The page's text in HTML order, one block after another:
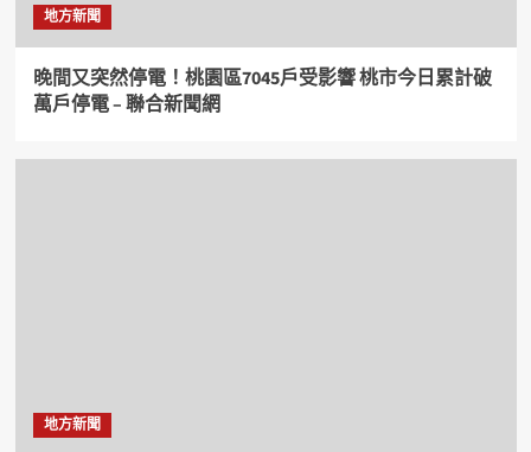
地方新聞
晚間又突然停電！桃園區7045戶受影響 桃市今日累計破
萬戶停電 – 聯合新聞網
地方新聞